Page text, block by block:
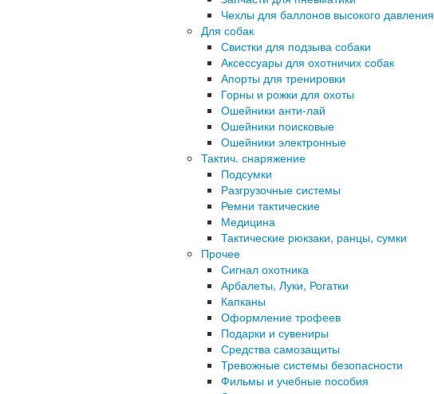
Чехлы для баллонов высокого давления
Для собак
Свистки для подзыва собаки
Аксессуары для охотничих собак
Апорты для тренировки
Горны и рожки для охоты
Ошейники анти-лай
Ошейники поисковые
Ошейники электронные
Тактич. снаряжение
Подсумки
Разгрузочные системы
Ремни тактические
Медицина
Тактические рюкзаки, ранцы, сумки
Прочее
Сигнал охотника
Арбалеты, Луки, Рогатки
Капканы
Оформление трофеев
Подарки и сувениры
Средства самозащиты
Тревожные системы безопасности
Фильмы и учебные пособия